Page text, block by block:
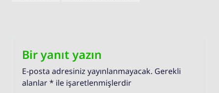
Bir yanıt yazın
E-posta adresiniz yayınlanmayacak. Gerekli
alanlar* ile işaretlenmişlerdir